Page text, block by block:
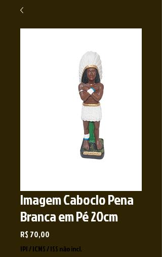
Imagem Caboclo Pena
Branca em Pé 20cm
R$ 70,00
IPI / ICMS / ISS não incl.